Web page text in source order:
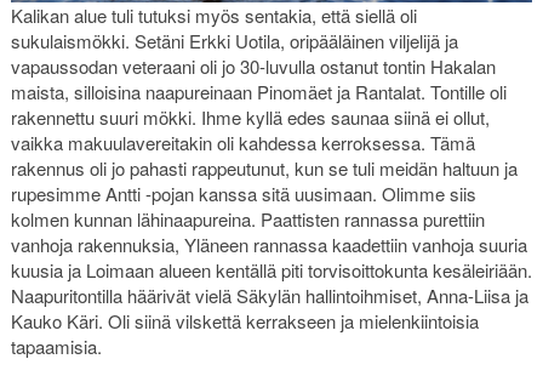
Kalikan alue tuli tutuksi myös sentakia, että siellä oli
sukulaismökki. Setäni Erkki Uotila, oripääläinen viljelijä ja
vapaussodan veteraani oli jo 30-luvulla ostanut tontin Hakalan
maista, silloisina naapureinaan Pinomäet ja Rantalat. Tontille oli
rakennettu suuri mökki. Ihme kyllä edes saunaa siinä ei ollut,
vaikka makuulavereitakin oli kahdessa kerroksessa. Tämä
rakennus oli jo pahasti rappeutunut, kun se tuli meidän haltuun ja
rupesimme Antti -pojan kanssa sitä uusimaan. Olimme siis
kolmen kunnan lähinaapureina. Paattisten rannassa purettiin
vanhoja rakennuksia, Yläneen rannassa kaadettiin vanhoja suuria
kuusia ja Loimaan alueen kentällä piti torvisoittokunta kesäleiriään.
Naapuritontilla häärivät vielä Säkylän hallintoihmiset, Anna-Liisa ja
Kauko Käri. Oli siinä vilskettä kerrakseen ja mielenkiintoisia
tapaamisia.